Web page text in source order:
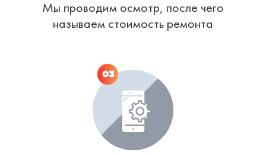
Мы проводим осмотр, после чего
называем стоимость ремонта
03